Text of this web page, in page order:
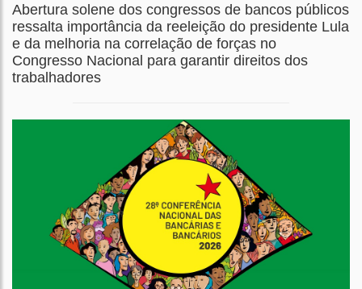
Abertura solene dos congressos de bancos públicos
ressalta importância da reeleição do presidente Lula
e da melhoria na correlação de forças no
Congresso Nacional para garantir direitos dos
trabalhadores